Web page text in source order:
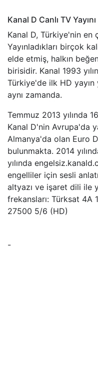
Kanal D Canlı TV
Kanal D, Türkiye'nin en
Yayınladıkları birçok
elde etmiş, halkın
birisidir. Kanal 1993
Türkiye'de ilk HD
aynı zamanda.
Temmuz 2013 yılında
Kanal D'nin Avrupa'da
Almanya'da olan Euro
bulunmakta. 2014
yılında
engelliler için sesli
altyazı ve işaret dili ile
frekansları: Türksat 4A
27500 5/6 (HD)
-